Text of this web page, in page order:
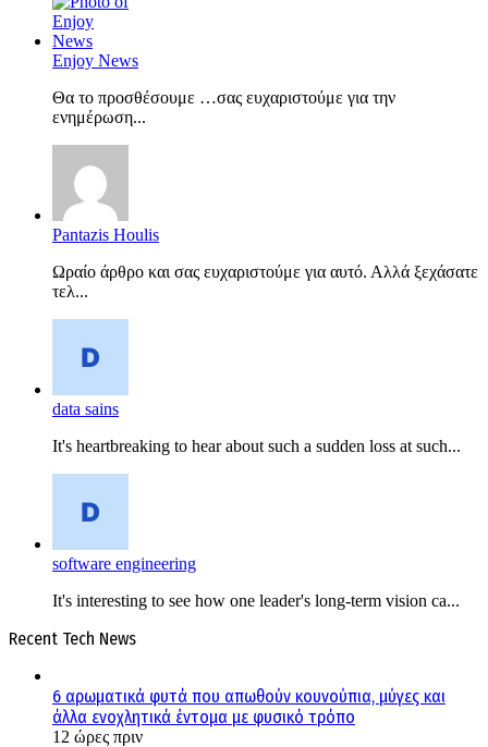
Enjoy News
Θα το προσθέσουμε …σας ευχαριστούμε για την
ενημέρωση...
Pantazis Houlis
Ωραίο άρθρο και σας ευχαριστούμε για αυτό. Αλλά ξεχάσατε
τελ...
data sains
It's heartbreaking to hear about such a sudden loss at such...
software engineering
It's interesting to see how one leader's long-term vision ca...
Recent Tech News
6 αρωματικά φυτά που απωθούν κουνούπια, μύγες και
άλλα ενοχλητικά έντομα με φυσικό τρόπο
12 ώρες πριν